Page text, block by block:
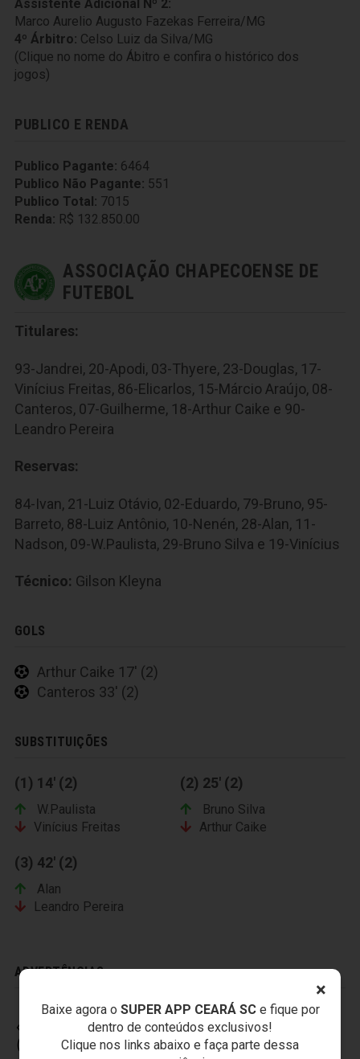
×
Baixe agora o SUPER APP CEARÁ SCe fique por
dentro de conteúdos exclusivos!
Clique nos links abaixo e faça parte dessa
Assistente Adicional Nº 2:
Marco Aurelio Augusto Fazekas Ferreira/MG
4º Árbitro: Celso Luiz da Silva/MG
(Clique no nome do Ábitro e confira o histórico dos
jogos)
PUBLICO E RENDA
Publico Pagante: 6464
Publico Não Pagante: 551
Publico Total: 7015
Renda: R$ 132.850.00
ASSOCIAÇÃO CHAPECOENSE DE
FUTEBOL
Titulares:
93-Jandrei, 20-Apodi, 03-Thyere, 23-Douglas, 17-
Vinícius Freitas, 86-Elicarlos, 15-Márcio Araújo, 08-
Canteros, 07-Guilherme, 18-Arthur Caike e 90-
Leandro Pereira
Reservas:
84-Ivan, 21-Luiz Otávio, 02-Eduardo, 79-Bruno, 95-
Barreto, 88-Luiz Antônio, 10-Nenén, 28-Alan, 11-
Nadson, 09-W.Paulista, 29-Bruno Silva e 19-Vinícius
Técnico: Gilson Kleyna
GOLS
Arthur Caike 17' (2)
Canteros 33' (2)
SUBSTITUIÇÕES
(1) 14' (2)
W.Paulista
Vinícius Freitas
(2) 25' (2)
Bruno Silva
Arthur Caike
(3) 42' (2)
Alan
Leandro Pereira
ADVERTÊNCIAS
CEARÁ SPORTING CLUB